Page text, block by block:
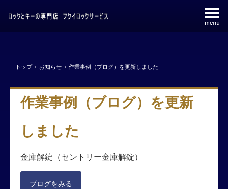
トップ › お知らせ › 作業事例（ブログ）を更新しました
作業事例（ブログ）を更新
しました
金庫解錠（セントリー金庫解錠）
ブログをみる